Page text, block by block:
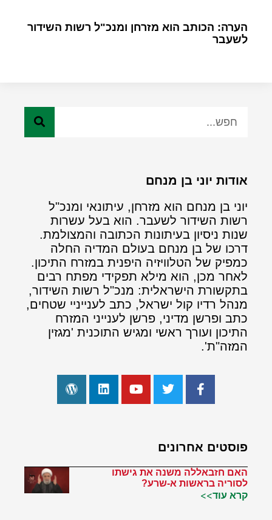
הערה: הכותב הוא מזרחן ומנכ"ל רשות השידור
לשעבר
אודות יוני בן מנחם
יוני בן מנחם הוא מזרחן, עיתונאי ומנכ"ל
רשות השידור לשעבר. הוא בעל עשרות
שנות ניסיון בעיתונות הכתובה והמצולמת.
דרכו של בן מנחם בעולם המדיה החלה
כמפיק של הטלוויזיה היפנית במזרח התיכון.
לאחר מכן, הוא מילא תפקידי מפתח רבים
בתקשורת הישראלית: מנכ"ל רשות השידור,
מנהל רדיו קול ישראל, כתב לענייניי שטחים,
כתב ופרשן מדיני, פרשן לענייני המזרח
התיכון ועורך ראשי ומגיש התוכנית 'מגזין
המזה"ת'.
פוסטים אחרונים
האם חזבאללה משנה את גישתו
לסוריה בראשות א-שרע?
קרא עוד>>